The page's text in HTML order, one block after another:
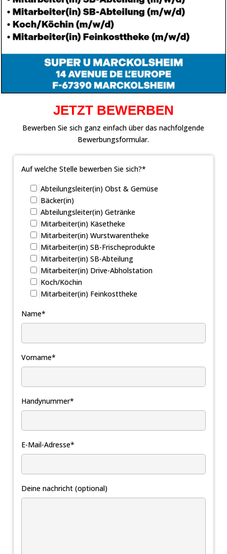
JETZT BEWERBEN
Bewerben Sie sich ganz einfach über das nachfolgende
Bewerbungsformular.
Auf welche Stelle bewerben Sie sich?*
Abteilungsleiter(in) Obst & Gemüse
Bäcker(in)
Abteilungsleiter(in) Getränke
Mitarbeiter(in) Käsetheke
Mitarbeiter(in) Wurstwarentheke
Mitarbeiter(in) SB-Frischeprodukte
Mitarbeiter(in) SB-Abteilung
Mitarbeiter(in) Drive-Abholstation
Koch/Köchin
Mitarbeiter(in) Feinkosttheke
Name*
Vorname*
Handynummer*
E-Mail-Adresse*
Deine nachricht (optional)